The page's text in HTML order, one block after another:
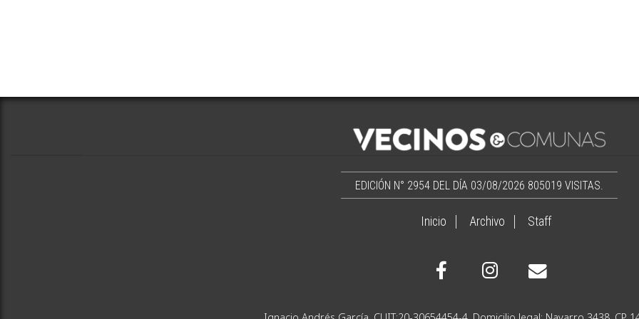
EDICIÓN N° 2954 DEL DÍA 03/08/2026 805019 VISITAS.
Inicio Archivo Staff